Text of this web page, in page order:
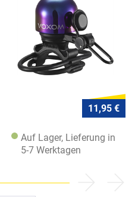
11,95 €
Auf Lager, Lieferung in
5-7 Werktagen